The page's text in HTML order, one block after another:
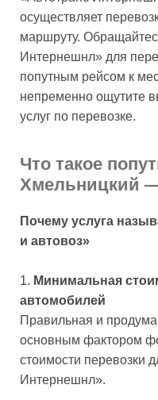
осуществляет
маршруту.
Интернешнл» для
попутным рейсом к
непременно ощутите
услуг по перевозке.
Что такое
Хмельницкий
Почему услуга
и автовоз»
Минимальная
автомобилей
Правильная и
основным фактором
стоимости перевозки
Интернешнл».